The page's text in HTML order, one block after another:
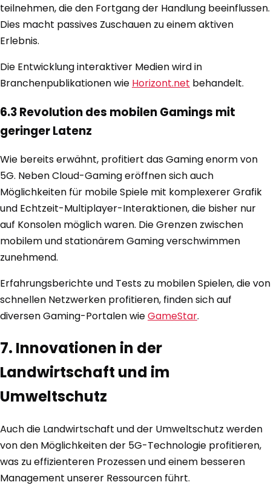
teilnehmen, die den Fortgang der Handlung beeinflussen.
Dies macht passives Zuschauen zu einem aktiven
Erlebnis.
Die Entwicklung interaktiver Medien wird in
Branchenpublikationen wie Horizont.net behandelt.
6.3 Revolution des mobilen Gamings mit
geringer Latenz
Wie bereits erwähnt, profitiert das Gaming enorm von
5G. Neben Cloud-Gaming eröffnen sich auch
Möglichkeiten für mobile Spiele mit komplexerer Grafik
und Echtzeit-Multiplayer-Interaktionen, die bisher nur
auf Konsolen möglich waren. Die Grenzen zwischen
mobilem und stationärem Gaming verschwimmen
zunehmend.
Erfahrungsberichte und Tests zu mobilen Spielen, die von
schnellen Netzwerken profitieren, finden sich auf
diversen Gaming-Portalen wieGameStar.
7. Innovationen in der
Landwirtschaft und im
Umweltschutz
Auch die Landwirtschaft und der Umweltschutz werden
von den Möglichkeiten der 5G-Technologie profitieren,
was zu effizienteren Prozessen und einem besseren
Management unserer Ressourcen führt.